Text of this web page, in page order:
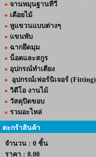
จานหมุนฐานทีวี
เดือยไม้
หูแขวนแบบต่างๆ
แขนพับ
ฉากยึดมุม
น็อตและสกูร
อุปกรณ์ทำเตียง
อุปกรณ์เฟอร์นิเจอร์ (Fitting)
วิดีโอ งานไม้
วัสดุปิดขอบ
รวมอะไหล่
ตะกร้าสินค้า
จำนวน : 0 ชิ้น
ราคา : 0.00